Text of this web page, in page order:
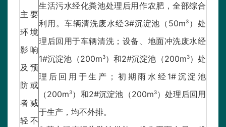
主要
环境
影响
及预
防或
者减
轻不
生活污水经化粪池处理后用作农肥，全部综合
利用。车辆清洗废水经3#沉淀池（50m3 ）处
理后回用于车辆清洗；设备、地面冲洗废水经
1#沉淀池（200m3）和2#沉淀池（200m3）处
理后回用于生产；初期雨水经1#沉淀池
（200m3）和2#沉淀池（200m3）处理后回用
于生产，均不外排。